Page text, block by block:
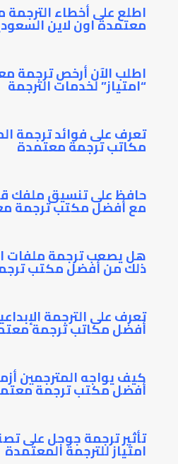
اطلع على أخطاء
معتمدة اون لاين
اطلب الآن أرخص ترجمة
“امتياز” لخدمات الترجمة
تعرف على فوائد ترجمة
مكاتب ترجمة معتمدة
حافظ على تنسيق ملفك
مع أفضل مكتب ترجمة
ذلك من أفضل مكتب
أفضل مكاتب ترجمة
كيف يواجه المترجمين
أفضل مكتب ترجمة
امتياز للترجمة